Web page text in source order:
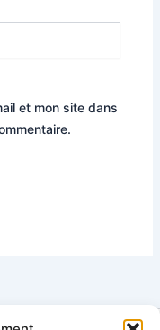
et mon site dans